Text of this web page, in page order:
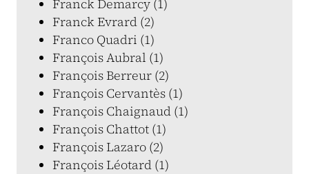
Franck Demarcy (1)
Franck Evrard (2)
Franco Quadri (1)
François Aubral (1)
François Berreur (2)
François Cervantès (1)
François Chaignaud (1)
François Chattot (1)
François Lazaro (2)
François Léotard (1)